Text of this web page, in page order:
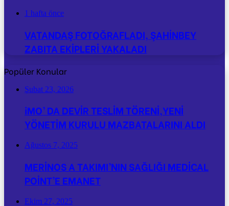
1 hafta önce
VATANDAŞ FOTOĞRAFLADI, ŞAHİNBEY
ZABITA EKİPLERİ YAKALADI
Popüler Konular
Şubat 23, 2026
iMO’ DA DEVİR TESLİM TÖRENİ,YENİ
YÖNETİM KURULU MAZBATALARINI ALDI
Ağustos 7, 2025
MERİNOS A TAKIMI’NIN SAĞLIĞI MEDİCAL
POİNT’E EMANET
Ekim 27, 2025